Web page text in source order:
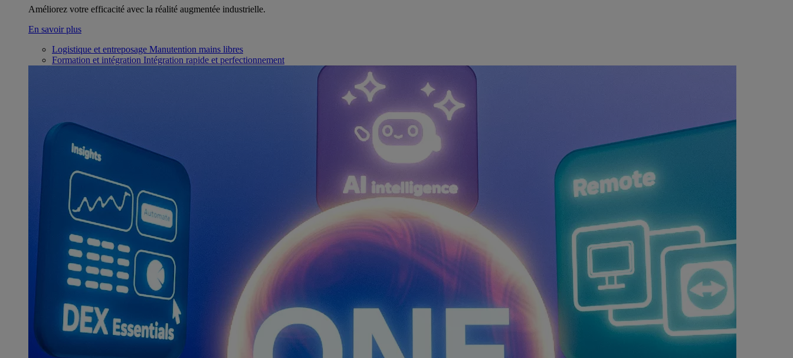
Améliorez votre efficacité avec la réalité augmentée industrielle.
En savoir plus
Logistique et entreposage Manutention mains libres
Formation et intégration Intégration rapide et perfectionnement